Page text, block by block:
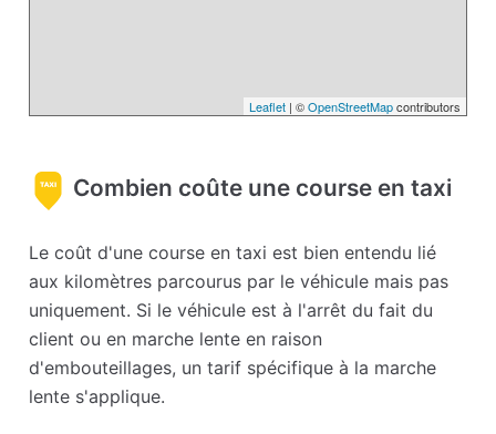
Leaflet| ©OpenStreetMapcontributors
Combien coûte une course en taxi
Le coût d'une course en taxi est bien entendu lié
aux kilomètres parcourus par le véhicule mais pas
uniquement. Si le véhicule est à l'arrêt du fait du
client ou en marche lente en raison
d'embouteillages, un tarif spécifique à la marche
lente s'applique.